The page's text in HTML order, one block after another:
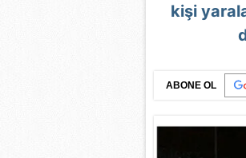
kişi
ABONE OL